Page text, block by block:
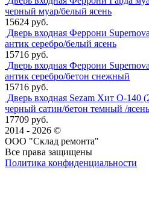
черный муар/белый ясень
15624 руб.
Дверь входная Феррони
антик серебро/белый ясень
15716 руб.
Дверь входная Феррони
антик серебро/бетон снежный
15716 руб.
Дверь входная Sezam Хит О-140
черный сатин/бетон темный /
17709 руб.
2014 - 2026 ©
ООО "Склад ремонта"
Все права защищены
Политика конфиденциальности